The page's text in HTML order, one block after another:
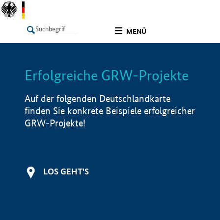
MENÜ
LISTE Info
Erfolgreiche GRW-Projekte
Auf der folgenden Deutschlandkarte
finden Sie konkrete Beispiele erfolgreicher
GRW-Projekte!
LOS GEHT'S